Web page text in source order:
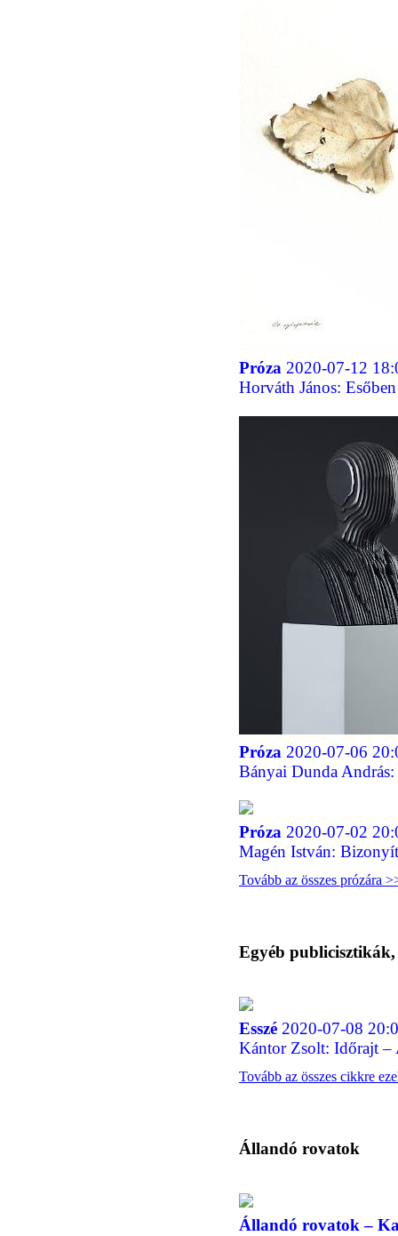
Próza 2020-07-12
Horváth János: Esőben
Próza 2020-07-06
Bányai Dunda András:
Próza 2020-07-02
Magén István:
Tovább az összes prózára
Egyéb
Esszé 2020-07-08
Kántor Zsolt: Időrajt –
Tovább az összes cikkre
Állandó rovatok
Állandó rovatok –